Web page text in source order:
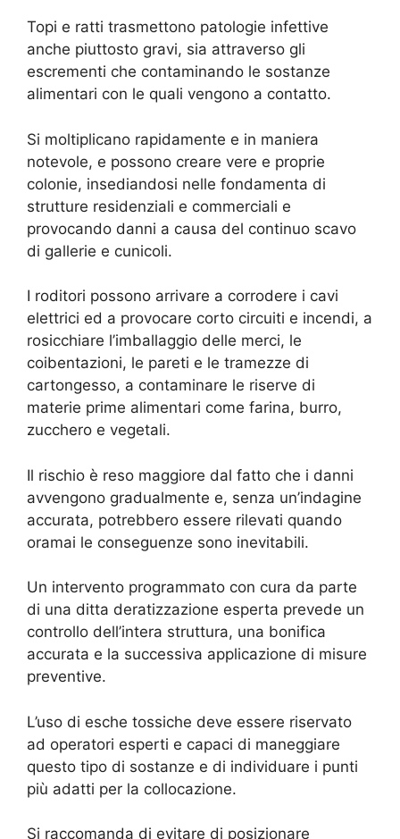
Topi e ratti trasmettono patologie infettive
anche piuttosto gravi, sia attraverso gli
escrementi che contaminando le sostanze
alimentari con le quali vengono a contatto.
Si moltiplicano rapidamente e in maniera
notevole, e possono creare vere e proprie
colonie, insediandosi nelle fondamenta di
strutture residenziali e commerciali e
provocando danni a causa del continuo scavo
di gallerie e cunicoli.
I roditori possono arrivare a corrodere i cavi
elettrici ed a provocare corto circuiti e incendi, a
rosicchiare l’imballaggio delle merci, le
coibentazioni, le pareti e le tramezze di
cartongesso, a contaminare le riserve di
materie prime alimentari come farina, burro,
zucchero e vegetali.
Il rischio è reso maggiore dal fatto che i danni
avvengono gradualmente e, senza un’indagine
accurata, potrebbero essere rilevati quando
oramai le conseguenze sono inevitabili.
Un intervento programmato con cura da parte
di una ditta deratizzazione esperta prevede un
controllo dell’intera struttura, una bonifica
accurata e la successiva applicazione di misure
preventive.
L’uso di esche tossiche deve essere riservato
ad operatori esperti e capaci di maneggiare
questo tipo di sostanze e di individuare i punti
più adatti per la collocazione.
Si raccomanda di evitare di posizionare